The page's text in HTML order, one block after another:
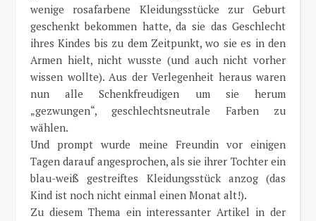
wenige rosafarbene Kleidungsstücke zur Geburt
geschenkt bekommen hatte, da sie das Geschlecht
ihres Kindes bis zu dem Zeitpunkt, wo sie es in den
Armen hielt, nicht wusste (und auch nicht vorher
wissen wollte). Aus der Verlegenheit heraus waren
nun alle Schenkfreudigen um sie herum
„gezwungen“, geschlechtsneutrale Farben zu
wählen.
Und prompt wurde meine Freundin vor einigen
Tagen darauf angesprochen, als sie ihrer Tochter ein
blau-weiß gestreiftes Kleidungsstück anzog (das
Kind ist noch nicht einmal einen Monat alt!).
Zu diesem Thema ein interessanter Artikel in der